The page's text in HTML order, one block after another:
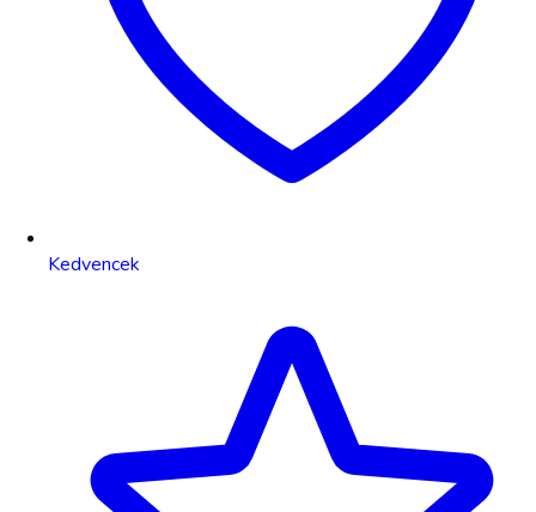
Kedvencek